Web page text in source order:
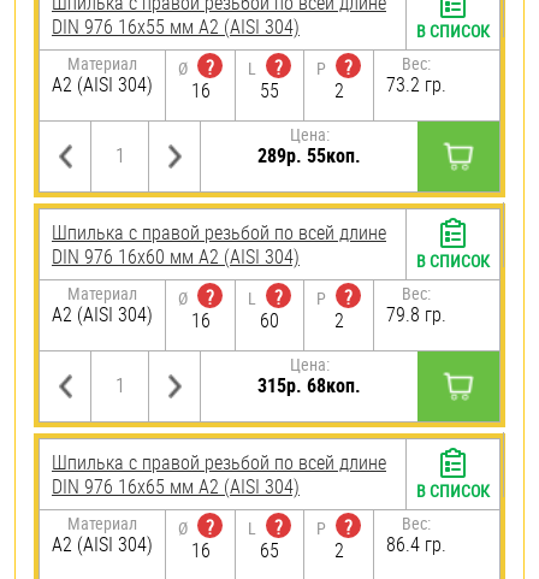
DIN 976 16х55 мм А2 (AISI 304)
Материал
А2 (AISI 304)
Ø
?
16
L
?
55
P
?
2
Вес:
73.2 гр.
Цена:
289р. 55коп.
В СПИСОК
Шпилька с правой резьбой по всей длине
DIN 976 16х60 мм А2 (AISI 304)
Материал
А2 (AISI 304)
Ø
?
16
L
?
60
P
?
2
Вес:
79.8 гр.
Цена:
315р. 68коп.
В СПИСОК
Шпилька с правой резьбой по всей длине
DIN 976 16х65 мм А2 (AISI 304)
Материал
А2 (AISI 304)
Ø
?
16
L
?
65
P
?
2
Вес:
86.4 гр.
В СПИСОК